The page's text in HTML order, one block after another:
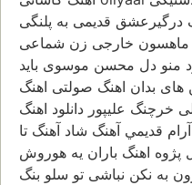
قدیمی به پلنگی
ماهسون خارجی زن شماعی
منو دل محسن موسوی باید
های بدان اهنگ صولتی اهنگ
خرچنگ علیپور دانلود اهنگ
قديمي آهنگ شاد آهنگ تا
اهنگ باران یه هوروش
به نکن نباشی تو سلو بنگ